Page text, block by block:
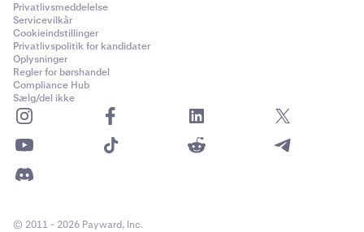
Privatlivsmeddelelse
Servicevilkår
Cookieindstillinger
Privatlivspolitik for kandidater
Oplysninger
Regler for børshandel
Compliance Hub
Sælg/del ikke
© 2011 - 2026 Payward, Inc.